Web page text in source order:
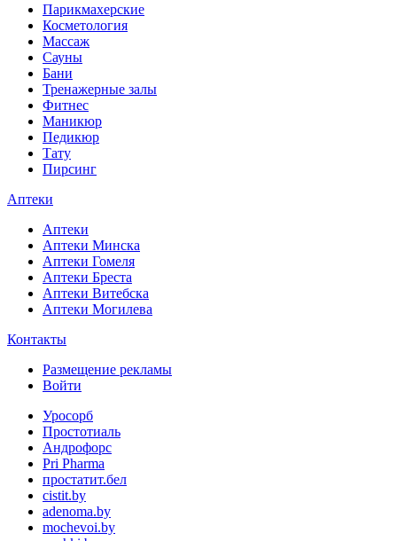
Парикмахерские
Косметология
Массаж
Сауны
Бани
Тренажерные залы
Фитнес
Маникюр
Педикюр
Тату
Пирсинг
Аптеки
Аптеки
Аптеки Минска
Аптеки Гомеля
Аптеки Бреста
Аптеки Витебска
Аптеки Могилева
Контакты
Размещение рекламы
Войти
Уросорб
Простотиаль
Андрофорс
Pri Pharma
простатит.бел
cistit.by
adenoma.by
mochevoi.by